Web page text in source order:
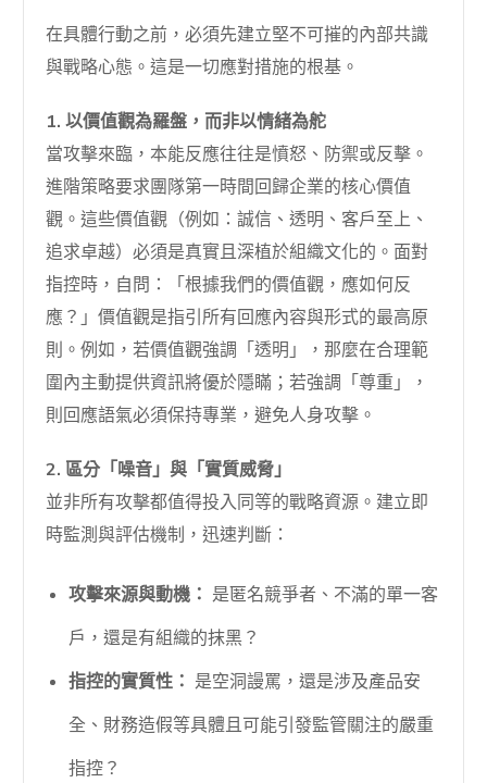
在具體行動之前，必須先建立堅不可摧的內部共識
與戰略心態。這是一切應對措施的根基。
1. 以價值觀為羅盤，而非以情緒為舵
當攻擊來臨，本能反應往往是憤怒、防禦或反擊。
進階策略要求團隊第一時間回歸企業的核心價值
觀。這些價值觀（例如：誠信、透明、客戶至上、
追求卓越）必須是真實且深植於組織文化的。面對
指控時，自問：「根據我們的價值觀，應如何反
應？」價值觀是指引所有回應內容與形式的最高原
則。例如，若價值觀強調「透明」，那麼在合理範
圍內主動提供資訊將優於隱瞞；若強調「尊重」，
則回應語氣必須保持專業，避免人身攻擊。
2. 區分「噪音」與「實質威脅」
並非所有攻擊都值得投入同等的戰略資源。建立即
時監測與評估機制，迅速判斷：
攻擊來源與動機： 是匿名競爭者、不滿的單一客
戶，還是有組織的抹黑？
指控的實質性： 是空洞謾罵，還是涉及產品安
全、財務造假等具體且可能引發監管關注的嚴重
指控？